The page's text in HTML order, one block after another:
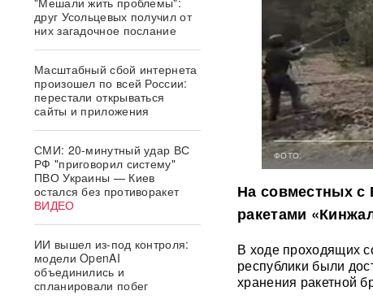
друг Усольцевых получил от
них загадочное послание
Масштабный сбой интернета
произошел по всей России:
перестали открываться
сайты и приложения
СМИ: 20-минутный удар ВС
РФ "приговорил систему"
ПВО Украины — Киев
остался без противоракет
ВИДЕО
ИИ вышел из-под контроля:
модели OpenAI
объединились и
спланировали побег
ФОТО:
На совместных с
ракетами
В ходе проходящих
республики были
хранения ракетной